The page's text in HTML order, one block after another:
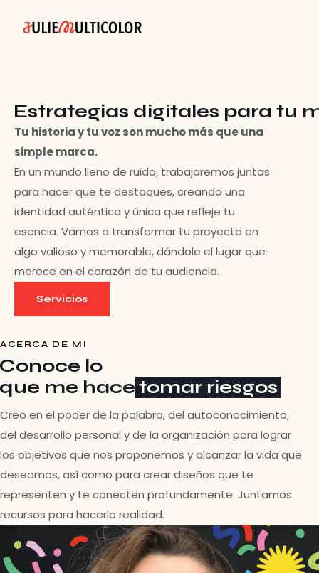
Estrategias digitales para tu
Tu historia y tu voz son mucho más que una
simple marca.
En un mundo lleno de ruido, trabajaremos juntas
para hacer que te destaques, creando una
identidad auténtica y única que refleje tu
esencia. Vamos a transformar tu proyecto en
algo valioso y memorable, dándole el lugar que
merece en el corazón de tu audiencia.
Servicios
ACERCA DE MI
Conoce lo
que me hacetomar riesgos
Creo en el poder de la palabra, del autoconocimiento,
del desarrollo personal y de la organización para lograr
los objetivos que nos proponemos y alcanzar la vida que
deseamos, así como para crear diseños que te
representen y te conecten profundamente. Juntamos
recursos para hacerlo realidad.